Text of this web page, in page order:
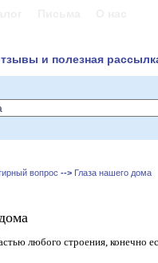
и полезная
вопрос --> Глаза нашего дома
любого строения, конечно